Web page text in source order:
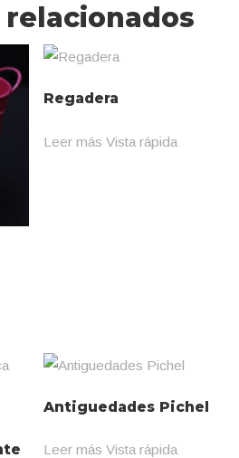
Regadera
Leer más Vista rápida
Antiguedades Pichel
Leer más Vista rápida